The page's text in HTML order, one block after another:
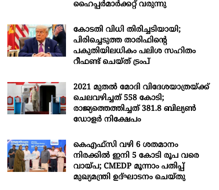
ഹൈപ്പർമാർക്കറ്റ് വരുന്നു
കോടതി വിധി തിരിച്ചടിയായി;
പിരിച്ചെടുത്ത താരിഫിന്‍റെ
പകുതിയിലധികം പലിശ സഹിതം
റീഫണ്ട് ചെയ്ത് ട്രംപ്
2021 മുതൽ മോദി വിദേശയാത്രയ്ക്ക്
ചെലവഴിച്ചത് 558 കോടി;
രാജ്യത്തെത്തിച്ചത് 381.8 ബില്യൺ
ഡോളർ നിക്ഷേപം
കെഎഫ്സി വഴി 6 ശതമാനം
നിരക്കിൽ ഇനി 5 കോടി രൂപ വരെ
വായ്പ; CMEDP മൂന്നാം പതിപ്പ്
മുഖ്യമന്ത്രി ഉദ്ഘാടനം ചെയ്തു